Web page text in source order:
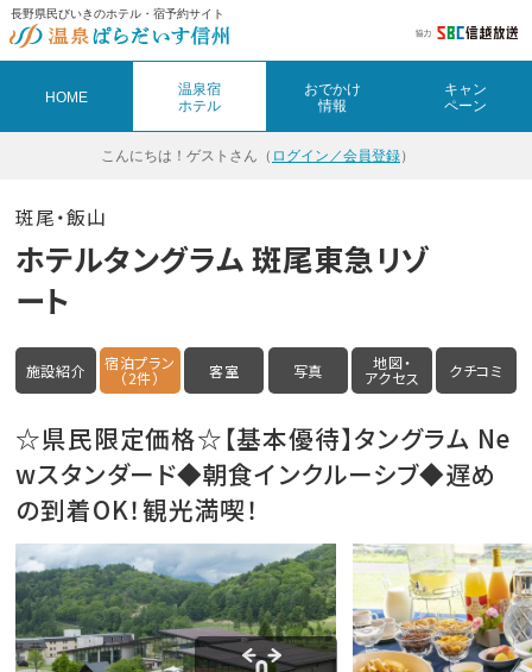
長野県民びいきのホテル・宿予約サイト
HOME
温泉宿
ホテル
おでかけ
情報
キャン
ペーン
こんにちは！ ゲストさん（ ログイン／会員登録）
斑尾・飯山
ホテルタングラム 斑尾東急リゾ
ート
施設紹介 宿泊プラン
（2件） 客室 写真 地図・
アクセス クチコミ
☆県民限定価格☆【基本優待】タングラム Ne
wスタンダード◆朝食インクルーシブ◆遅め
の到着OK！観光満喫！